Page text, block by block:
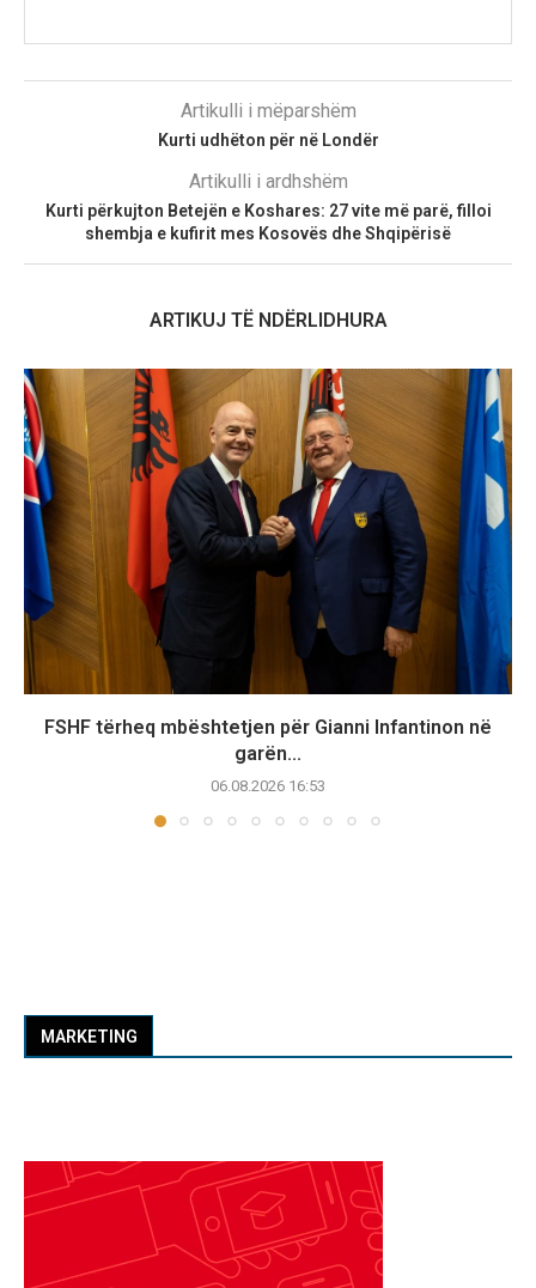
Artikulli i mëparshëm
Kurti udhëton për në Londër
Artikulli i ardhshëm
Kurti përkujton Betejën e Koshares: 27 vite më parë, filloi
shembja e kufirit mes Kosovës dhe Shqipërisë
ARTIKUJ TË NDËRLIDHURA
FSHF tërheq mbështetjen për Gianni Infantinon në
garën...
06.08.2026 16:53
MARKETING